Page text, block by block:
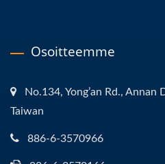
Osoitteemme
No.134, Yong’an Rd.,
Taiwan
886-6-3570966